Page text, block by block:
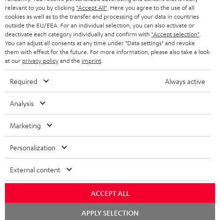
BLUETOOTH HEADPHONES
STEREO COMPLETE SYSTEMS
SPEAKERS
ULTIMA
IN-EAR
FANSHOP
NEW RELEASES
ADVANTAGES
TEUFEL STORY
MANAGEMENT
BELGIUM
FRANCE
POLAND
ITALY
USA
OTHER COUNTRIES
All information on this website is subject to change without notice including
technical changes, errors and omissions. Pictured accessories are not
Imprint Conditions
relevant to you by clicking "Accept All" . Here you agree to the use of all
cookies as well as to the transfer and processing of your data in countries
outside the EU/EEA. For an individual selection, you can also activate or
deactivate each category individually and confirm with "Accept selection"
You can adjust all consents at any time under "Data settings" and revoke
them with effect for the future. For more information, please also take a look
at our privacy policyand the imprint
Required Always active
Analysis
Marketing
Personalization
External content
ACCEPT ALL
APPLY SELECTION